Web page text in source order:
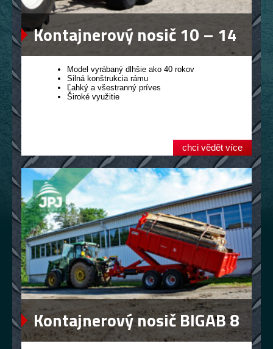
Kontajnerový nosič 10 – 14
Model vyrábaný dlhšie ako 40 rokov
Silná konštrukcia rámu
Ľahký a všestranný príves
Široké využitie
chci vědět více
Kontajnerový nosič BIGAB 8